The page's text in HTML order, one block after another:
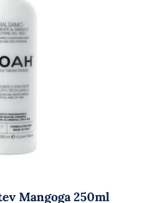
Mangoga 250ml